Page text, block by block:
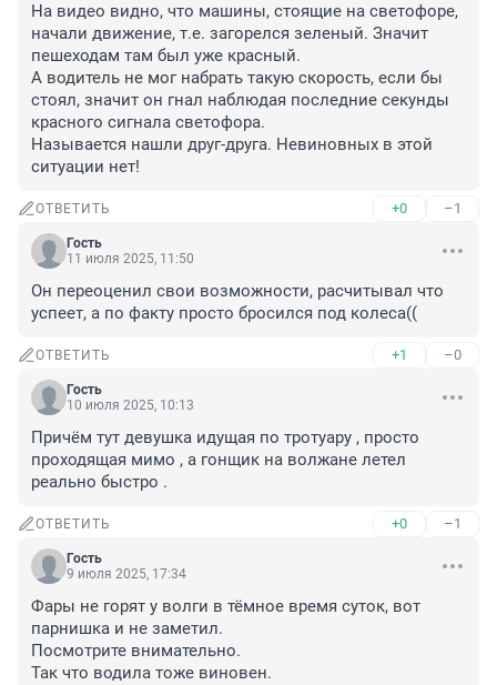
На видео видно, что машины, стоящие на светофоре,
начали движение, т.е. загорелся зеленый. Значит
пешеходам там был уже красный.
А водитель не мог набрать такую скорость, если бы
стоял, значит он гнал наблюдая последние секунды
красного сигнала светофора.
Называется нашли друг-друга. Невиновных в этой
ситуации нет!
ОТВЕТИТЬ +0 –1
Гость
11 июля 2025, 11:50
Он переоценил свои возможности, расчитывал что
успеет, а по факту просто бросился под колеса((
ОТВЕТИТЬ +1 –0
Гость
10 июля 2025, 10:13
Причём тут девушка идущая по тротуару , просто
проходящая мимо , а гонщик на волжане летел
реально быстро .
ОТВЕТИТЬ +0 –1
Гость
9 июля 2025, 17:34
Фары не горят у волги в тёмное время суток, вот
парнишка и не заметил.
Посмотрите внимательно.
Так что водила тоже виновен.